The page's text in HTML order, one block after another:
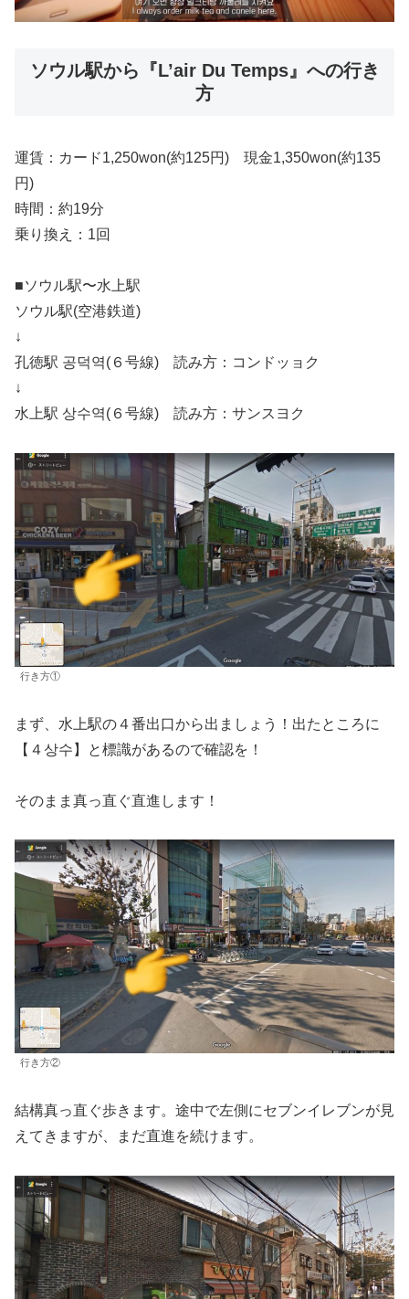
ソウル駅から『L’air Du Temps』への行き
方
運賃：カード1,250won(約125円) 現金1,350won(約135
円)
時間：約19分
乗り換え：1回
■ソウル駅〜水上駅
ソウル駅(空港鉄道)
↓
孔徳駅 공덕역(６号線) 読み方：コンドッョク
↓
水上駅 상수역(６号線) 読み方：サンスヨク
行き方①
まず、水上駅の４番出口から出ましょう！出たところに
【４상수】と標識があるので確認を！
そのまま真っ直ぐ直進します！
行き方②
結構真っ直ぐ歩きます。途中で左側にセブンイレブンが見
えてきますが、まだ直進を続けます。